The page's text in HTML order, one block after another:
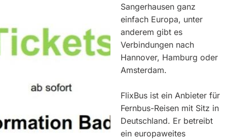
Sangerhausen ganz
einfach Europa, unter
anderem gibt es
Verbindungen nach
Hannover, Hamburg oder
Amsterdam.
FlixBus ist ein Anbieter für
Fernbus-Reisen mit Sitz in
Deutschland. Er betreibt
ein europaweites